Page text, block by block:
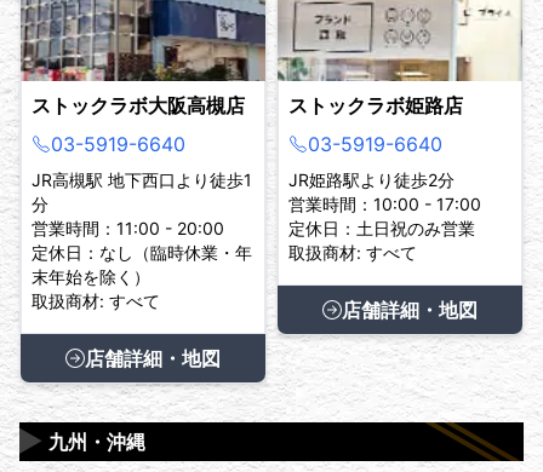
ストックラボ大阪高槻店
03-5919-6640
JR高槻駅 地下西口より徒歩1
分
営業時間：11:00 - 20:00
定休日：なし（臨時休業・年
末年始を除く）
取扱商材: すべて
店舗詳細・地図
ストックラボ姫路店
03-5919-6640
JR姫路駅より徒歩2分
営業時間：10:00 - 17:00
定休日：土日祝のみ営業
取扱商材: すべて
店舗詳細・地図
九州・沖縄
▶